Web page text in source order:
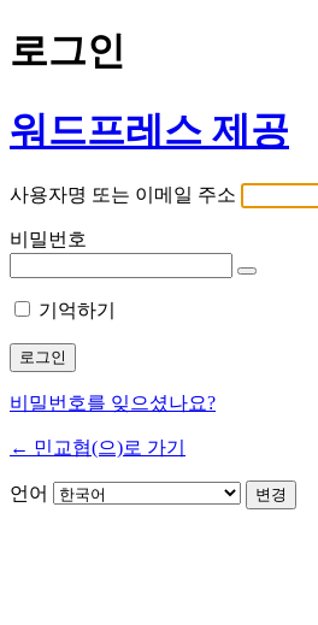
로그인
워드프레스 제공
사용자명 또는 이메일 주소
비밀번호
기억하기
비밀번호를 잊으셨나요?
← 민교협(으)로 가기
언어